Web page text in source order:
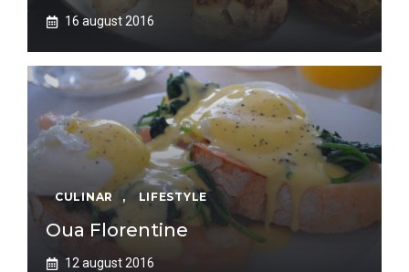
16 august 2016
CULINAR , LIFESTYLE
Oua Florentine
12 august 2016